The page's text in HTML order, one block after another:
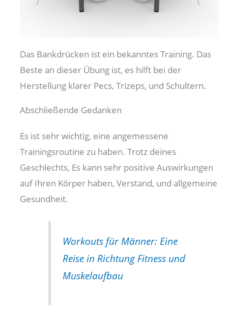
Das Bankdrücken ist ein bekanntes Training. Das
Beste an dieser Übung ist, es hilft bei der
Herstellung klarer Pecs, Trizeps, und Schultern.
Abschließende Gedanken
Es ist sehr wichtig, eine angemessene
Trainingsroutine zu haben. Trotz deines
Geschlechts, Es kann sehr positive Auswirkungen
auf Ihren Körper haben, Verstand, und allgemeine
Gesundheit.
Workouts für Männer: Eine
Reise in Richtung Fitness und
Muskelaufbau